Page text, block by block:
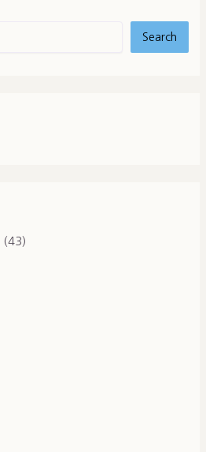
Search
(43)